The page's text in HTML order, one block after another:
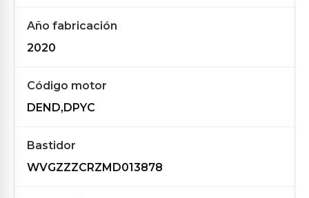
Año fabricación
2020
Código motor
DEND,DPYC
Bastidor
WVGZZZCRZMD013878